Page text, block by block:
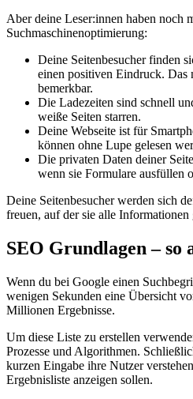
Aber deine Leser:innen haben noch
Suchmaschinenoptimierung:
Deine Seitenbesucher finden
einen positiven Eindruck. Das
bemerkbar.
Die Ladezeiten sind schnell
weiße Seiten starren.
Deine Webseite ist für
können ohne Lupe gelesen
Die privaten Daten deiner
wenn sie Formulare ausfüllen
Deine Seitenbesucher werden sich
freuen, auf der sie alle
SEO Grundlagen – so
Wenn du bei Google einen
wenigen Sekunden eine Übersicht
Millionen Ergebnisse.
Um diese Liste zu erstellen
Prozesse und Algorithmen.
kurzen Eingabe ihre Nutzer
Ergebnisliste anzeigen sollen.